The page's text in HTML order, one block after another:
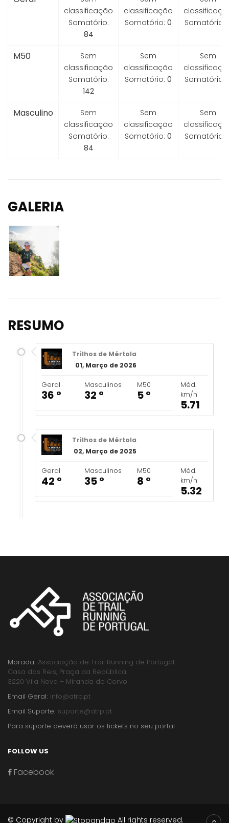
classificação
Somatório:
84
classificação
Somatório: 0
Somatório:
M50
Sem
classificação
Somatório:
142
Sem
classificação
Somatório: 0
Sem
Somatório:
Masculino
Sem
classificação
Somatório:
84
Sem
classificação
Somatório: 0
Sem
Somatório:
GALERIA
RESUMO
Trilhos de Mértola
01, Março de 2026
Geral
36 º
Masculinos
32 º
M50
5 º
Méd.
km/h
5.71
Trilhos de Mértola
02, Março de 2025
Geral
42 º
Masculinos
35 º
M50
8 º
Méd.
km/h
5.32
Morada: Associação de Trail Running de Portugal
Casa dos Reis, Praça da República
3220 Vila Nova – Miranda do Corvo
Email Geral: info@atrp.pt
Email Suporte: suporte@atrp.pt
Para suporte deverá usar os tickets no seu portal
FOLLOW US
Facebook
© Copyright by All rights reserved.